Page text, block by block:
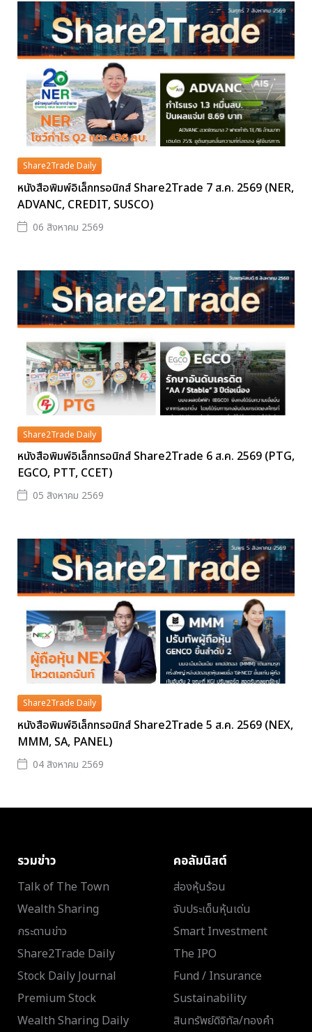
Share2Trade Daily
หนังสือพิมพ์อิเล็กทรอนิกส์ Share2Trade 7 ส.ค. 2569 (NER,
ADVANC, CREDIT, SUSCO)
06 สิงหาคม 2569
Share2Trade Daily
หนังสือพิมพ์อิเล็กทรอนิกส์ Share2Trade 6 ส.ค. 2569 (PTG,
EGCO, PTT, CCET)
05 สิงหาคม 2569
Share2Trade Daily
หนังสือพิมพ์อิเล็กทรอนิกส์ Share2Trade 5 ส.ค. 2569 (NEX,
MMM, SA, PANEL)
04 สิงหาคม 2569
รวมข่าว
Talk of The Town
Wealth Sharing
กระดานข่าว
Share2Trade Daily
Stock Daily Journal
Premium Stock
Wealth Sharing Daily
คอลัมนิสต์
ส่องหุ้นร้อน
จับประเด็นหุ้นเด่น
Smart Investment
The IPO
Fund / Insurance
Sustainability
สินทรัพย์ดิจิทัล/ทองคำ